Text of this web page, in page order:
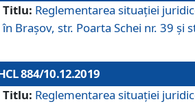
Titlu: Reglementarea situației
în Brașov, str. Poarta Schei nr. 39 și
884/10.12.2019
Titlu: Reglementarea situației